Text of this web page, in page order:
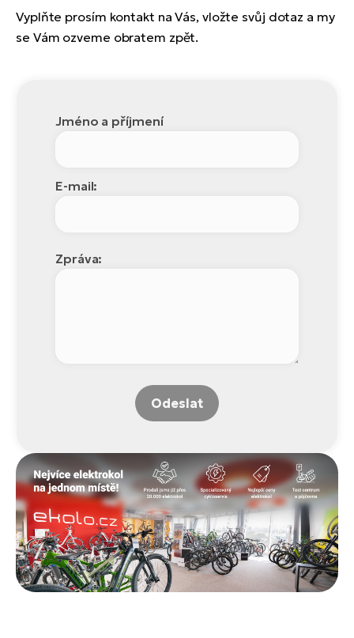
Vyplňte prosím kontakt na Vás, vložte svůj dotaz a my
se Vám ozveme obratem zpět.
Jméno a příjmení
E-mail:
Zpráva:
Odeslat